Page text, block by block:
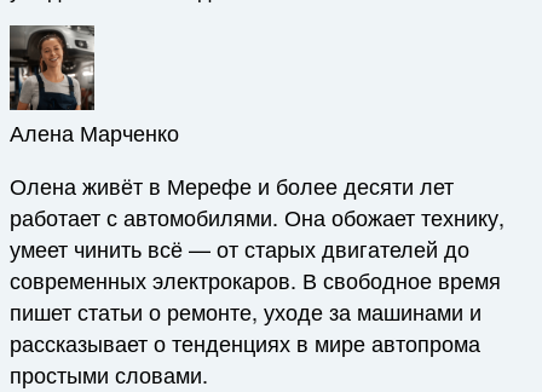
Алена Марченко
Олена живёт в Мерефе и более десяти лет
работает с автомобилями. Она обожает технику,
умеет чинить всё — от старых двигателей до
современных электрокаров. В свободное время
пишет статьи о ремонте, уходе за машинами и
рассказывает о тенденциях в мире автопрома
простыми словами.